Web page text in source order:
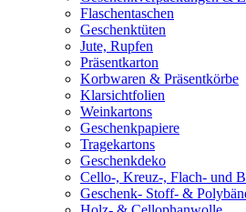
Flaschentaschen
Geschenktüten
Jute, Rupfen
Präsentkarton
Korbwaren & Präsentkörbe
Klarsichtfolien
Weinkartons
Geschenkpapiere
Tragekartons
Geschenkdeko
Cello-, Kreuz-, Flach- und
Geschenk- Stoff- &